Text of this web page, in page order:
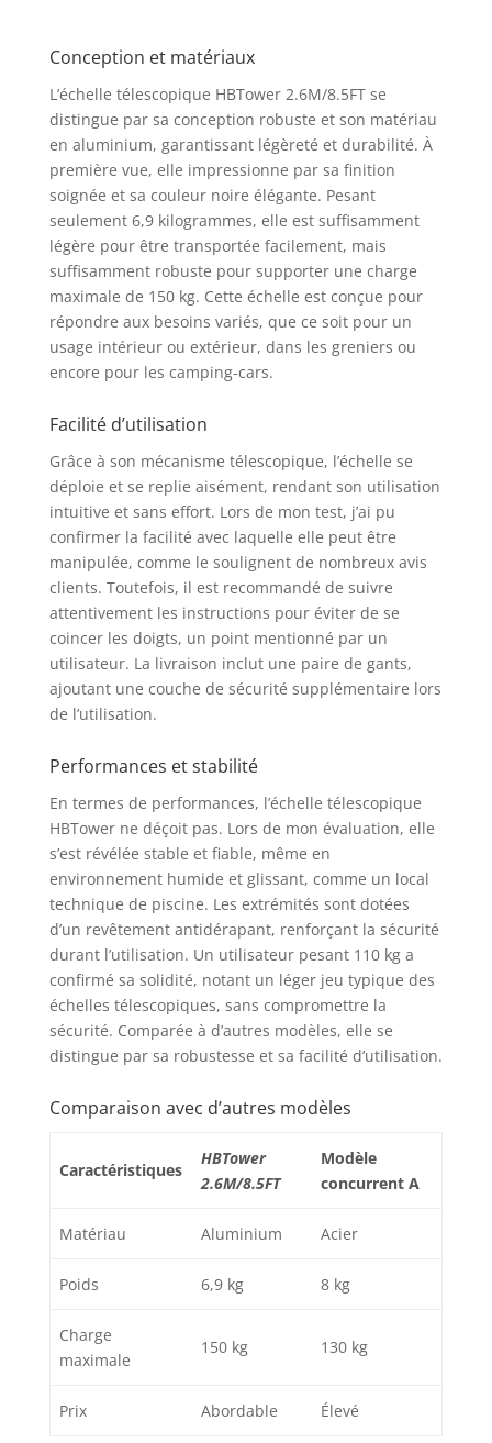
que celles de l'acier allié. Elle est
antirouille et capable de supporter des
températures élevées et basses, ce qui la
rend adaptée à divers environnements
Sécurité avant tout !: Cette échelle pliante
est équipée d'un mécanisme de
verrouillage de sécurité et de patins
antidérapants pour garantir la stabilité et
la sécurité pendant l'utilisation. Le
mécanisme de verrouillage simple
empêche efficacement la rétraction
accidentelle et permet d'ajuster l'échelle à
la hauteur souhaitée Utilisation
polyvalente : Que ce soit pour changer
grenier, réparer des toits à l'extérieur ou
monter sur un camping-car, notre échelle
télescopique en alliage d'aluminium est
adaptée à tous les scénarios nécessitant
une échelle extensible Facile à
transporter et à ranger : L'échelle
télescopique en aluminium est plus
légère et plus portable que les échelles
en acier inoxydable, ce qui la rend plus
facile à transporter. Elle peut être
facilement repliée à une taille très
compacte pour un rangement dans les
coins, les débarras ou les coffres de
voiture, ce qui la rend idéale pour les
doivent souvent déplacer l'échelle pliable
Conception et matériaux
L’échelle télescopique HBTower 2.6M/8.5FT se
distingue par sa conception robuste et son matériau
en aluminium, garantissant légèreté et durabilité. À
première vue, elle impressionne par sa finition
soignée et sa couleur noire élégante. Pesant
seulement 6,9 kilogrammes, elle est suffisamment
légère pour être transportée facilement, mais
suffisamment robuste pour supporter une charge
maximale de 150 kg. Cette échelle est conçue pour
répondre aux besoins variés, que ce soit pour un
usage intérieur ou extérieur, dans les greniers ou
encore pour les camping-cars.
Facilité d’utilisation
Grâce à son mécanisme télescopique, l’échelle se
déploie et se replie aisément, rendant son utilisation
intuitive et sans effort. Lors de mon test, j’ai pu
confirmer la facilité avec laquelle elle peut être
manipulée, comme le soulignent de nombreux avis
clients. Toutefois, il est recommandé de suivre
attentivement les instructions pour éviter de se
coincer les doigts, un point mentionné par un
utilisateur. La livraison inclut une paire de gants,
ajoutant une couche de sécurité supplémentaire lors
de l’utilisation.
Performances et stabilité
En termes de performances, l’échelle télescopique
HBTower ne déçoit pas. Lors de mon évaluation, elle
s’est révélée stable et fiable, même en
environnement humide et glissant, comme un local
technique de piscine. Les extrémités sont dotées
d’un revêtement antidérapant, renforçant la sécurité
durant l’utilisation. Un utilisateur pesant 110 kg a
confirmé sa solidité, notant un léger jeu typique des
échelles télescopiques, sans compromettre la
sécurité. Comparée à d’autres modèles, elle se
distingue par sa robustesse et sa facilité d’utilisation.
Comparaison avec d’autres modèles
Caractéristiques
HBTower
2.6M/8.5FT
Modèle
concurrent A
Matériau Aluminium Acier
Poids 6,9 kg 8 kg
Charge
maximale
150 kg 130 kg
Prix Abordable Élevé